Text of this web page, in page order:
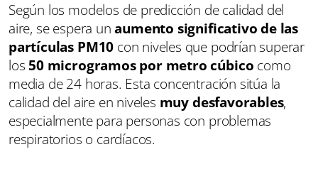
Según los modelos de predicción de calidad del
aire, se espera unaumento significativo de las
partículas PM10 con niveles que podrían superar
los 50 microgramos por metro cúbico como
media de 24 horas. Esta concentración sitúa la
calidad del aire en niveles muy desfavorables,
especialmente para personas con problemas
respiratorios o cardíacos.